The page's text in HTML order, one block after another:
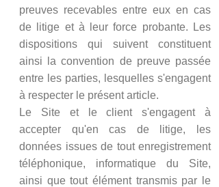
preuves recevables entre eux en cas
de litige et à leur force probante. Les
dispositions qui suivent constituent
ainsi la convention de preuve passée
entre les parties, lesquelles s'engagent
à respecter le présent article.
Le Site et le client s'engagent à
accepter qu'en cas de litige, les
données issues de tout enregistrement
téléphonique, informatique du Site,
ainsi que tout élément transmis par le